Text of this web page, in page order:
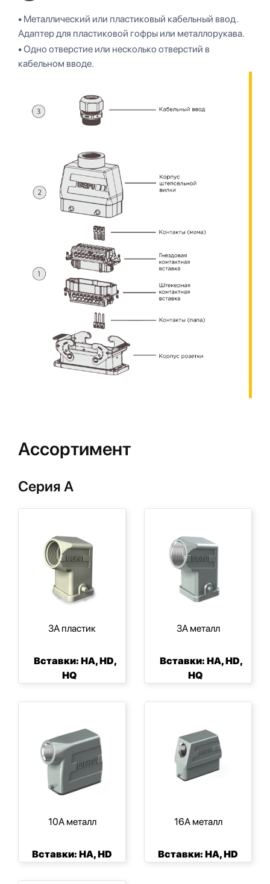
• Металлический или пластиковый кабельный ввод.
Адаптер для пластиковой гофры или металлорукава.
• Одно отверстие или несколько отверстий в
кабельном вводе.
Ассортимент
Серия А
3А пластик
Вставки: HA, HD,
HQ
3А металл
Вставки: HA, HD,
HQ
10А металл
Вставки: HA, HD
16А металл
Вставки: HA, HD